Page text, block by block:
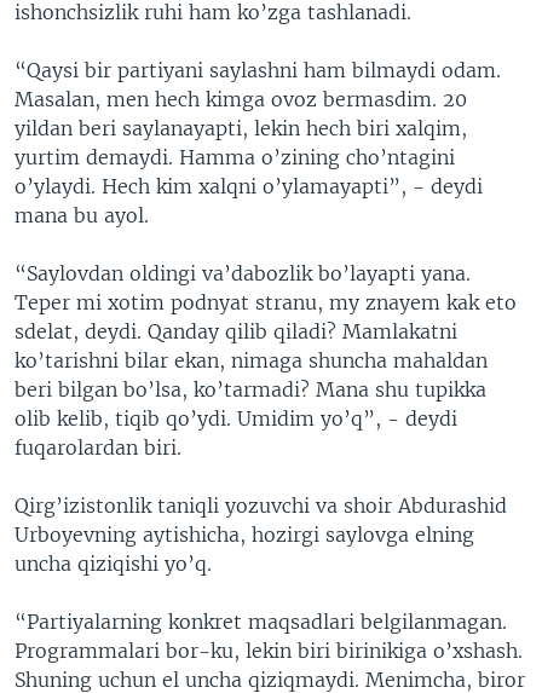
ishonchsizlik ruhi ham ko’zga tashlanadi.
“Qaysi bir partiyani saylashni ham bilmaydi odam.
Masalan, men hech kimga ovoz bermasdim. 20
yildan beri saylanayapti, lekin hech biri xalqim,
yurtim demaydi. Hamma o’zining cho’ntagini
o’ylaydi. Hech kim xalqni o’ylamayapti”, - deydi
mana bu ayol.
“Saylovdan oldingi va’dabozlik bo’layapti yana.
Teper mi xotim podnyat stranu, my znayem kak eto
sdelat, deydi. Qanday qilib qiladi? Mamlakatni
ko’tarishni bilar ekan, nimaga shuncha mahaldan
beri bilgan bo’lsa, ko’tarmadi? Mana shu tupikka
olib kelib, tiqib qo’ydi. Umidim yo’q”, - deydi
fuqarolardan biri.
Qirg’izistonlik taniqli yozuvchi va shoir Abdurashid
Urboyevning aytishicha, hozirgi saylovga elning
uncha qiziqishi yo’q.
“Partiyalarning konkret maqsadlari belgilanmagan.
Programmalari bor-ku, lekin biri birinikiga o’xshash.
Shuning uchun el uncha qiziqmaydi. Menimcha, biror